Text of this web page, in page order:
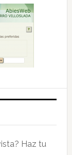
Haz tu